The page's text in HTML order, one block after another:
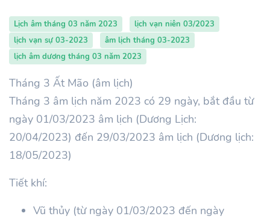
Lịch âm tháng 03 năm 2023
lịch vạn niên 03/2023
lịch vạn sự 03-2023
âm lịch tháng 03-2023
lịch âm dương tháng 03 năm 2023
Tháng 3 Ất Mão (âm lịch)
Tháng 3 âm lịch năm 2023 có 29 ngày, bắt đầu từ
ngày 01/03/2023 âm lịch (Dương Lịch:
20/04/2023) đến 29/03/2023 âm lịch (Dương lịch:
18/05/2023)
Tiết khí:
Vũ thủy (từ ngày 01/03/2023 đến ngày